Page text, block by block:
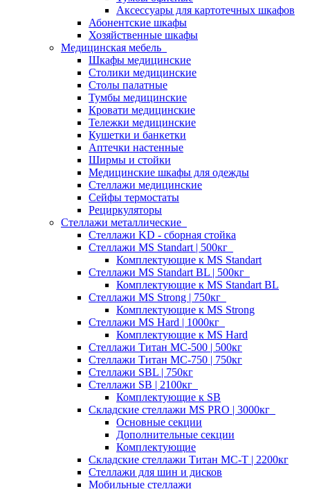
Аксессуары для картотечных шкафов
Абонентские шкафы
Хозяйственные шкафы
Медицинская мебель
Шкафы медицинские
Столики медицинские
Столы палатные
Тумбы медицинские
Кровати медицинские
Тележки медицинские
Кушетки и банкетки
Аптечки настенные
Ширмы и стойки
Медицинские шкафы для одежды
Стеллажи медицинские
Сейфы термостаты
Рециркуляторы
Стеллажи металлические
Стеллажи KD - сборная стойка
Стеллажи MS Standart | 500кг
Комплектующие к MS Standart
Стеллажи MS Standart BL | 500кг
Комплектующие к MS Standart BL
Стеллажи MS Strong | 750кг
Комплектующие к MS Strong
Стеллажи MS Hard | 1000кг
Комплектующие к MS Hard
Стеллажи Титан МС-500 | 500кг
Стеллажи Титан МС-750 | 750кг
Стеллажи SBL | 750кг
Стеллажи SB | 2100кг
Комплектующие к SB
Складские стеллажи MS PRO | 3000кг
Основные секции
Дополнительные секции
Комплектующие
Складские стеллажи Титан МС-Т | 2200кг
Стеллажи для шин и дисков
Мобильные стеллажи